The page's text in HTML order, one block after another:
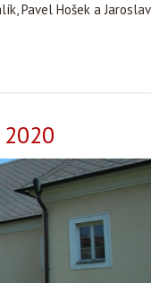
Pavel Hošek a Jaroslav